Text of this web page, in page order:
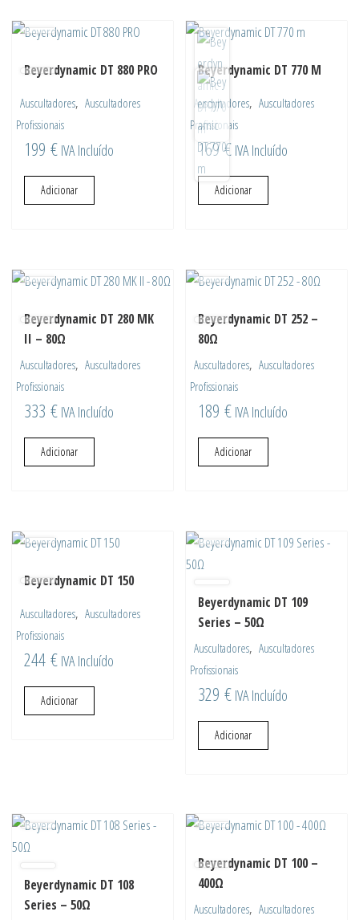
Beyerdynamic DT 880 PRO
Auscultadores, Auscultadores
Profissionais
199 € IVA Incluído
Adicionar
Beyerdynamic DT 770 M
Auscultadores, Auscultadores
Profissionais
169€ IVA Incluído
Adicionar
Beyerdynamic DT 280 MK
II – 80Ω
Auscultadores, Auscultadores
Profissionais
333 € IVA Incluído
Adicionar
Beyerdynamic DT 252 –
80Ω
Auscultadores, Auscultadores
Profissionais
189€ IVA Incluído
Adicionar
Beyerdynamic DT 150
Auscultadores, Auscultadores
Profissionais
244 € IVA Incluído
Adicionar
Beyerdynamic DT 109
Series – 50Ω
Auscultadores, Auscultadores
Profissionais
329€ IVA Incluído
Adicionar
Beyerdynamic DT 108
Series – 50Ω
Beyerdynamic DT 100 –
400Ω
Auscultadores, Auscultadores